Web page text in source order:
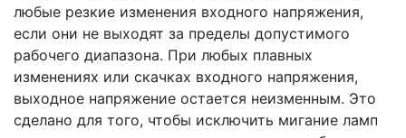
любые резкие изменения входного напряжения,
если они не выходят за пределы допустимого
рабочего диапазона. При любых плавных
изменениях или скачках входного напряжения,
выходное напряжение остается неизменным. Это
сделано для того, чтобы исключить мигание ламп